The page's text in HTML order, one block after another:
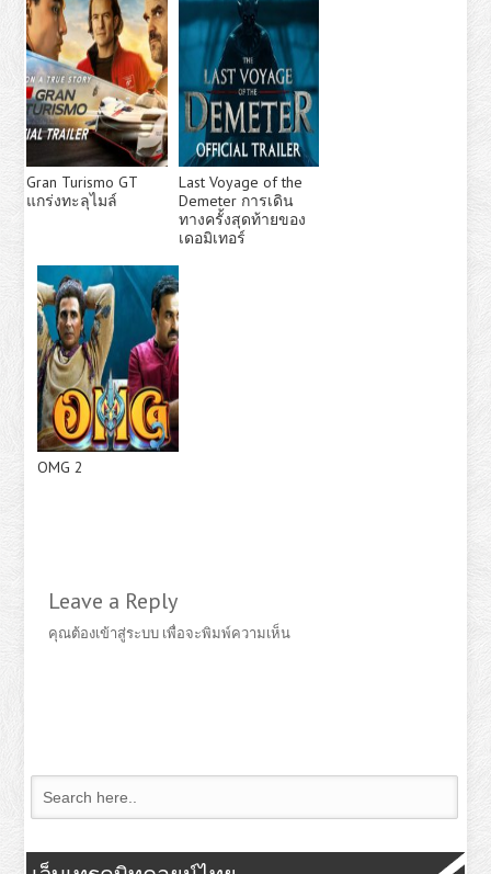
Gran Turismo GT
แกร่งทะลุไมล์
Last Voyage of the
Demeter การเดิน
ทางครั้งสุดท้ายของ
เดอมิเทอร์
OMG 2
Leave a Reply
คุณต้องเข้าสู่ระบบ เพื่อจะพิมพ์ความเห็น